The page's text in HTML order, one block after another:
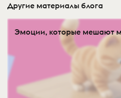
Другие материалы блога
Эмоции, которые мешают